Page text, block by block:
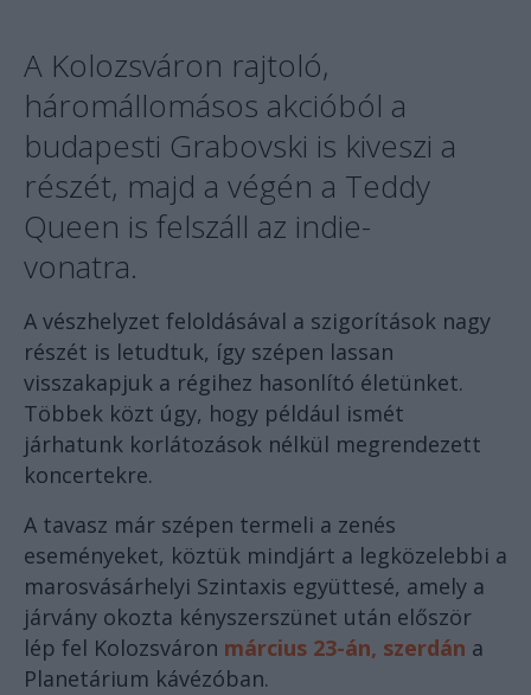
A Kolozsváron rajtoló,
háromállomásos akcióból a
budapesti Grabovski is kiveszi a
részét, majd a végén a Teddy
Queen is felszáll az indie-
vonatra.
A vészhelyzet feloldásával a szigorítások nagy
részét is letudtuk, így szépen lassan
visszakapjuk a régihez hasonlító életünket.
Többek közt úgy, hogy például ismét
járhatunk korlátozások nélkül megrendezett
koncertekre.
A tavasz már szépen termeli a zenés
eseményeket, köztük mindjárt a legközelebbi a
marosvásárhelyi Szintaxis együttesé, amely a
járvány okozta kényszerszünet után először
lép fel Kolozsváron március 23-án, szerdán a
Planetárium kávézóban.